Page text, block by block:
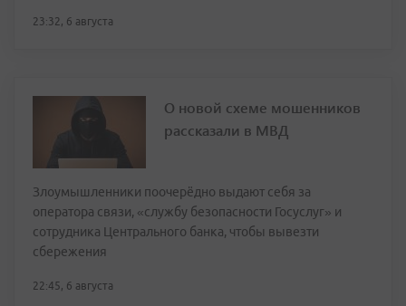
23:32, 6 августа
О новой схеме мошенников
рассказали в МВД
Злоумышленники поочерёдно выдают себя за
оператора связи, «службу безопасности Госуслуг» и
сотрудника Центрального банка, чтобы вывезти
сбережения
22:45, 6 августа